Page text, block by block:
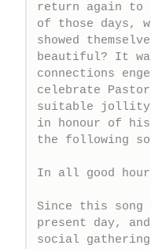
return again to
of those days,
showed
beautiful? It
connections
celebrate
suitable jollity
in honour of
the following
In all good
Since this
present day,
social